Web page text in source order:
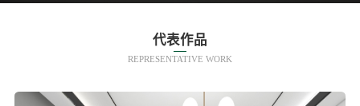
代表作品
REPRESENTATIVE WORK